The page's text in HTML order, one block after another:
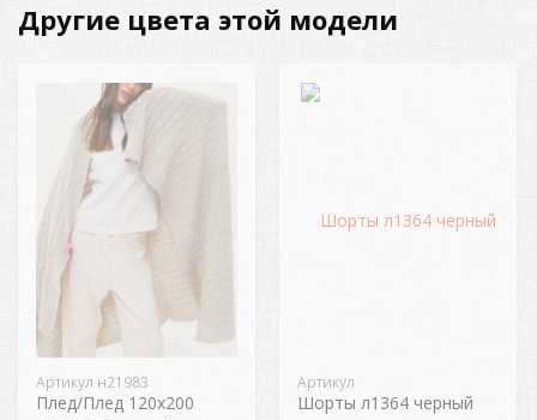
Другие цвета этой модели
Артикул н21983
Плед/Плед 120х200
Артикул
Шорты л1364 черный